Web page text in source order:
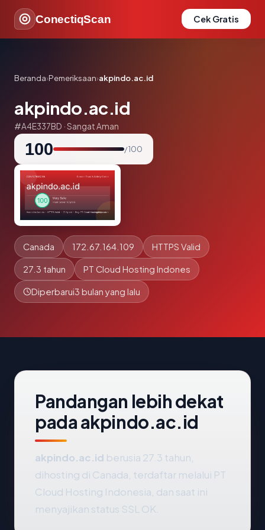
ConectiqScan Cek Gratis
Beranda›Pemeriksaan›akpindo.ac.id
akpindo.ac.id
#A4E337BD · Sangat Aman
100 / 100
Canada 172.67.164.109 HTTPS Valid
27.3 tahun PT Cloud Hosting Indones
Diperbarui3 bulan yang lalu
Pandangan lebih dekat
pada akpindo.ac.id
akpindo.ac.id berusia 27.3 tahun,
dihosting di Canada, terdaftar melalui PT
Cloud Hosting Indonesia, dan saat ini
menyajikan status SSL OK.